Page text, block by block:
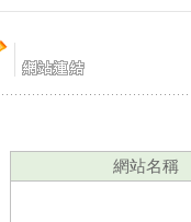
網站名稱